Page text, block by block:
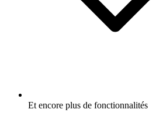
Et encore plus de fonctionnalités